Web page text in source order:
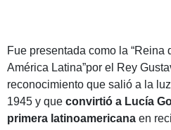
Fue presentada como la “Reina
América Latina”por el Rey
reconocimiento que salió a la
1945 y que convirtió a Lucía
primera latinoamericana en